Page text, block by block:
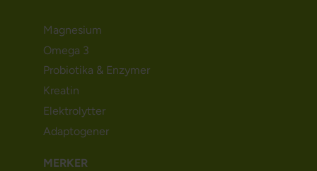
Magnesium
Omega 3
Probiotika & Enzymer
Kreatin
Elektrolytter
Adaptogener
MERKER